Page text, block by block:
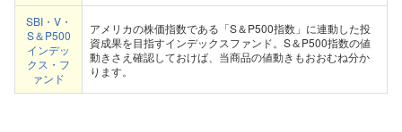
SBI・V・
S＆P500
インデッ
クス・フ
ァンド
アメリカの株価指数である「S＆P500指数」に連動した投
資成果を目指すインデックスファンド。S＆P500指数の値
動きさえ確認しておけば、当商品の値動きもおおむね分か
ります。